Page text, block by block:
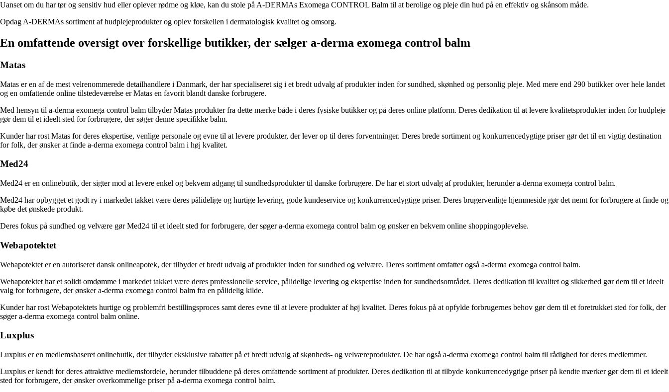
Uanset om du har tør og sensitiv hud eller oplever rødme og kløe, kan du stole på A-DERMAs Exomega CONTROL Balm til at berolige og pleje din hud på en effektiv og skånsom måde.
Opdag A-DERMAs sortiment af hudplejeprodukter og oplev forskellen i dermatologisk kvalitet og omsorg.
En omfattende oversigt over forskellige butikker, der sælger a-derma exomega control balm
Matas
Matas er en af de mest velrenommerede detailhandlere i Danmark, der har specialiseret sig i et bredt udvalg af produkter inden for sundhed, skønhed og personlig pleje. Med mere end 290 butikker over hele landet
og en omfattende online tilstedeværelse er Matas en favorit blandt danske forbrugere.
Med hensyn til a-derma exomega control balm tilbyder Matas produkter fra dette mærke både i deres fysiske butikker og på deres online platform. Deres dedikation til at levere kvalitetsprodukter inden for hudpleje
gør dem til et ideelt sted for forbrugere, der søger denne specifikke balm.
Kunder har rost Matas for deres ekspertise, venlige personale og evne til at levere produkter, der lever op til deres forventninger. Deres brede sortiment og konkurrencedygtige priser gør det til en vigtig destination
for folk, der ønsker at finde a-derma exomega control balm i høj kvalitet.
Med24
Med24 er en onlinebutik, der sigter mod at levere enkel og bekvem adgang til sundhedsprodukter til danske forbrugere. De har et stort udvalg af produkter, herunder a-derma exomega control balm.
Med24 har opbygget et godt ry i markedet takket være deres pålidelige og hurtige levering, gode kundeservice og konkurrencedygtige priser. Deres brugervenlige hjemmeside gør det nemt for forbrugere at finde og
købe det ønskede produkt.
Deres fokus på sundhed og velvære gør Med24 til et ideelt sted for forbrugere, der søger a-derma exomega control balm og ønsker en bekvem online shoppingoplevelse.
Webapotektet
Webapotektet er en autoriseret dansk onlineapotek, der tilbyder et bredt udvalg af produkter inden for sundhed og velvære. Deres sortiment omfatter også a-derma exomega control balm.
Webapotektet har et solidt omdømme i markedet takket være deres professionelle service, pålidelige levering og ekspertise inden for sundhedsområdet. Deres dedikation til kvalitet og sikkerhed gør dem til et ideelt
valg for forbrugere, der ønsker a-derma exomega control balm fra en pålidelig kilde.
Kunder har rost Webapotektets hurtige og problemfri bestillingsproces samt deres evne til at levere produkter af høj kvalitet. Deres fokus på at opfylde forbrugernes behov gør dem til et foretrukket sted for folk, der
søger a-derma exomega control balm online.
Luxplus
Luxplus er en medlemsbaseret onlinebutik, der tilbyder eksklusive rabatter på et bredt udvalg af skønheds- og velværeprodukter. De har også a-derma exomega control balm til rådighed for deres medlemmer.
Luxplus er kendt for deres attraktive medlemsfordele, herunder tilbuddene på deres omfattende sortiment af produkter. Deres dedikation til at tilbyde konkurrencedygtige priser på kendte mærker gør dem til et ideelt
sted for forbrugere, der ønsker overkommelige priser på a-derma exomega control balm.